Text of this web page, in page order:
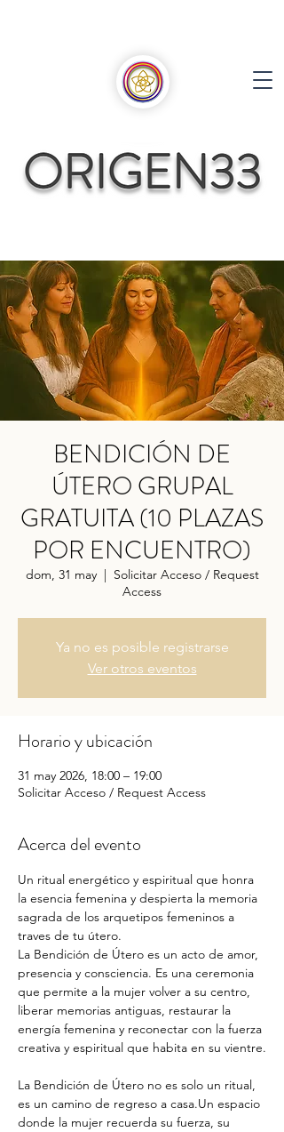
BENDICIÓN DE
ÚTERO GRUPAL
GRATUITA (10 PLAZAS
POR ENCUENTRO)
dom, 31 may
  |
Solicitar Acceso / Request
Access
Ya no es posible registrarse
Ver otros eventos
Horario y ubicación
31 may 2026, 18:00 – 19:00
Solicitar Acceso / Request Access
Acerca del evento
Un ritual energético y espiritual que honra
la esencia femenina y despierta la memoria
sagrada de los arquetipos femeninos a
traves de tu útero.
La Bendición de Útero es un acto de amor,
presencia y consciencia. Es una ceremonia
que permite a la mujer volver a su centro,
liberar memorias antiguas, restaurar la
energía femenina y reconectar con la fuerza
creativa y espiritual que habita en su vientre.
La Bendición de Útero no es solo un ritual,
es un camino de regreso a casa.Un espacio
donde la mujer recuerda su fuerza, su